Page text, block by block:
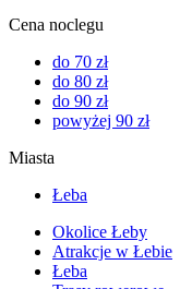
Cena noclegu
do 70 zł
do 80 zł
do 90 zł
powyżej 90 zł
Miasta
Łeba
Okolice Łeby
Atrakcje w Łebie
Łeba